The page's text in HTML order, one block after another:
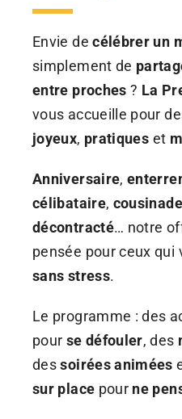
Envie decélébrer un
simplement de
entre proches ? La
vous accueille pour
joyeux, pratiques et
Anniversaire,
célibataire, cousinade
décontracté… notre
pensée pour ceux
sans stress.
Le programme : des
pour se défouler, des
dessoirées animées
sur place pour ne